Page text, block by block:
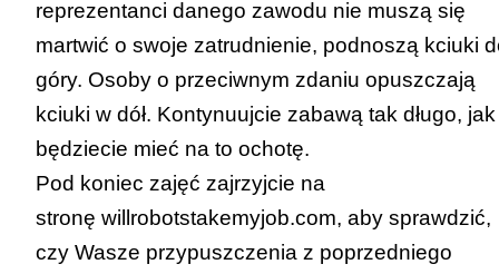
reprezentanci danego zawodu nie muszą się
martwić o swoje zatrudnienie, podnoszą kciuki
góry. Osoby o przeciwnym zdaniu opuszczają
kciuki w dół. Kontynuujcie zabawą tak długo, jak
będziecie mieć na to ochotę.
Pod koniec zajęć zajrzyjcie na
stronę willrobotstakemyjob.com, aby sprawdzić,
czy Wasze przypuszczenia z poprzedniego